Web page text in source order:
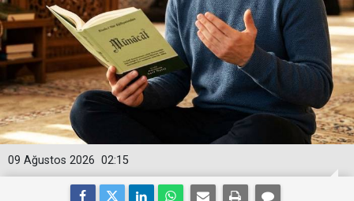
02:15
09 Ağustos 2026